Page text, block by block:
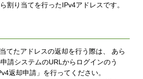
割り当てを行ったIPv4アドレスです。
てたアドレスの返却を行う際は、 あら
請システムのURLからログインのう
返却申請」を行ってください。